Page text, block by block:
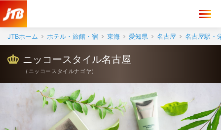
JTBホーム ホテル・旅館・宿 東海 愛知県 名古屋 名古屋駅・
ニッコースタイル名古屋
（ ニッコースタイルナゴヤ ）